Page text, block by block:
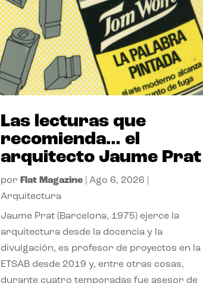
Las lecturas que
recomienda… el
arquitecto Jaume Prat
por Flat Magazine |Ago 6, 2026
Arquitectura
Jaume Prat (Barcelona, 1975) ejerce la
arquitectura desde la docencia y la
divulgación, es profesor de proyectos en la
ETSAB desde 2019 y, entre otras cosas,
durante cuatro temporadas fue asesor de